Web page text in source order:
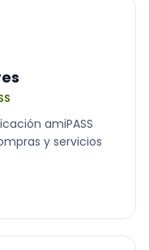
amiPASS
y servicios